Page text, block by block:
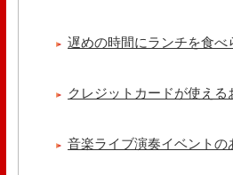
遅めの時間にランチを食べ
クレジットカードが使える
音楽ライブ演奏イベントの